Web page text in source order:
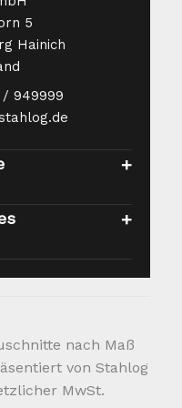
Einsatz
Wir
sich um
Beim Entpacken
5
Hainich
/ 949999
nach Maß
von Stahlog
MwSt.